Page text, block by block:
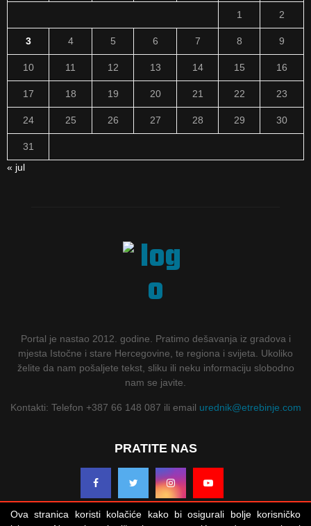
1 2
3 4 5 6 7 8 9
10 11 12 13 14 15 16
17 18 19 20 21 22 23
24 25 26 27 28 29 30
31
« jul
Portal je nastao 2012. godine. Pratimo dešavanja iz gradova i
mjesta Istočne i stare Hercegovine, te regiona i svijeta. Ukoliko
želite da nam pošaljete tekst, sliku ili neku informaciju slobodno
nam se javite.
Kontakti: Telefon +387 66 148 087 ili email urednik@etrebinje.com
PRATITE NAS
Ova stranica koristi kolačiće kako bi osigurali bolje korisničko